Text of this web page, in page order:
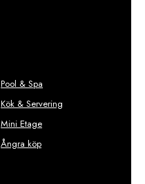
Pool & Spa
Kök & Servering
Mini Etage
Ångra köp